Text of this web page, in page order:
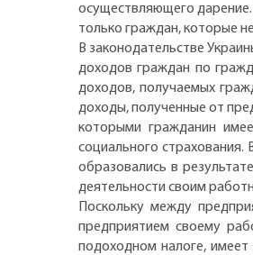
осуществляющего
только граждан, которые
В законодательстве
доходов граждан по
доходов, получаемых
доходы, полученные от
которыми гражданин
социального
образовались в
деятельности своим
Поскольку между
предприятием своему
подоходном налоге,